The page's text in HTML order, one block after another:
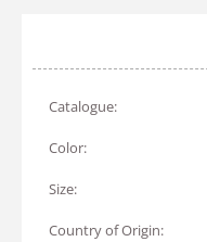
Catalogue:
Color:
Size:
Country of Origin: